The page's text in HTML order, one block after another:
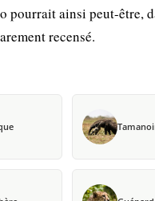
pourrait ainsi peut-être,
recensé.